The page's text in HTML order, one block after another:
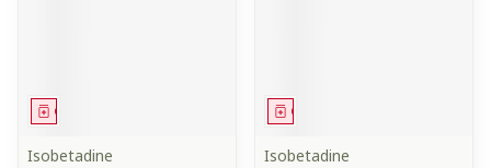
Geneesmiddel
Isobetadine
Geneesmiddel
Isobetadine